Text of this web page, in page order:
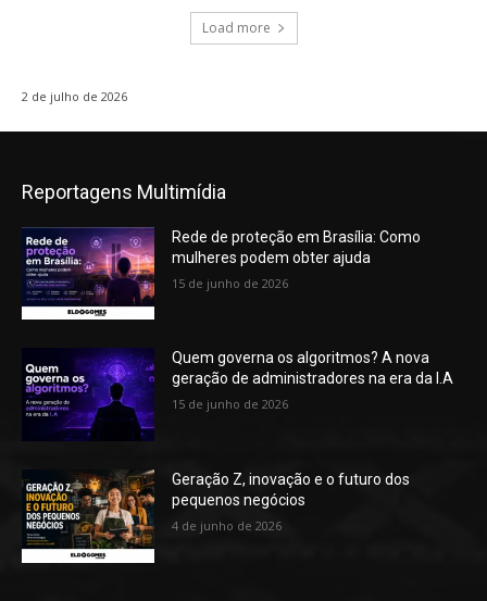
Load more
2 de julho de 2026
Reportagens Multimídia
Rede de proteção em Brasília: Como
mulheres podem obter ajuda
15 de junho de 2026
Quem governa os algoritmos? A nova
geração de administradores na era da I.A
15 de junho de 2026
Geração Z, inovação e o futuro dos
pequenos negócios
4 de junho de 2026